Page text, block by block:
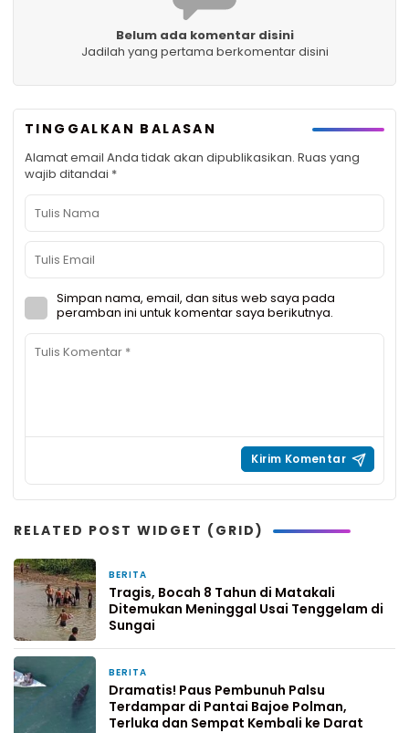
Belum ada komentar disini
Jadilah yang pertama berkomentar disini
TINGGALKAN BALASAN
Alamat email Anda tidak akan dipublikasikan. Ruas yang
wajib ditandai *
Simpan nama, email, dan situs web saya pada
peramban ini untuk komentar saya berikutnya.
RELATED POST WIDGET (GRID)
BERITA
Tragis, Bocah 8 Tahun di Matakali
Ditemukan Meninggal Usai Tenggelam di
Sungai
BERITA
Dramatis! Paus Pembunuh Palsu
Terdampar di Pantai Bajoe Polman,
Terluka dan Sempat Kembali ke Darat